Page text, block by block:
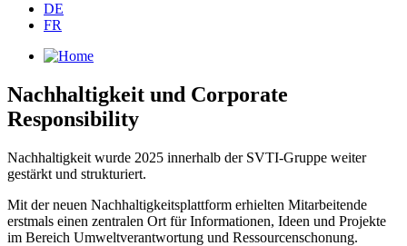
DE
FR
Nachhaltigkeit und Corporate
Responsibility
Nachhaltigkeit wurde 2025 innerhalb der SVTI‑Gruppe weiter
gestärkt und strukturiert.
Mit der neuen Nachhaltigkeitsplattform erhielten Mitarbeitende
erstmals einen zentralen Ort für Informationen, Ideen und Projekte
im Bereich Umweltverantwortung und Ressourcenschonung.